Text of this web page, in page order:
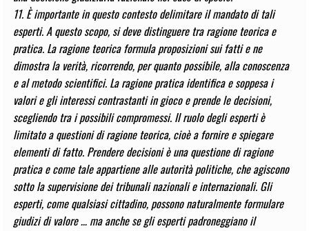
11. È importante in questo contesto delimitare il mandato di tali
esperti. A questo scopo, si deve distinguere tra ragione teorica e
pratica. La ragione teorica formula proposizioni sui fatti e ne
dimostra la verità, ricorrendo, per quanto possibile, alla conoscenza
e al metodo scientifici. La ragione pratica identifica e soppesa i
valori e gli interessi contrastanti in gioco e prende le decisioni,
scegliendo tra i possibili compromessi. Il ruolo degli esperti è
limitato a questioni di ragione teorica, cioè a fornire e spiegare
elementi di fatto. Prendere decisioni è una questione di ragione
pratica e come tale appartiene alle autorità politiche, che agiscono
sotto la supervisione dei tribunali nazionali e internazionali. Gli
esperti, come qualsiasi cittadino, possono naturalmente formulare
giudizi di valore … ma anche se gli esperti padroneggiano il